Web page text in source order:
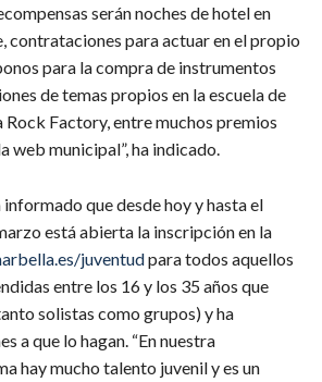
serán noches de hotel en
contrataciones para actuar en el propio
para la compra de instrumentos
de temas propios en la escuela de
Rock Factory, entre muchos premios
web municipal”, ha indicado.
que desde hoy y hasta el
está abierta la inscripción en la
juventudpara todos aquellos
entre los 16 y los 35 años que
solistas como grupos) y ha
a que lo hagan. “En nuestra
hay mucho talento juvenil y es un